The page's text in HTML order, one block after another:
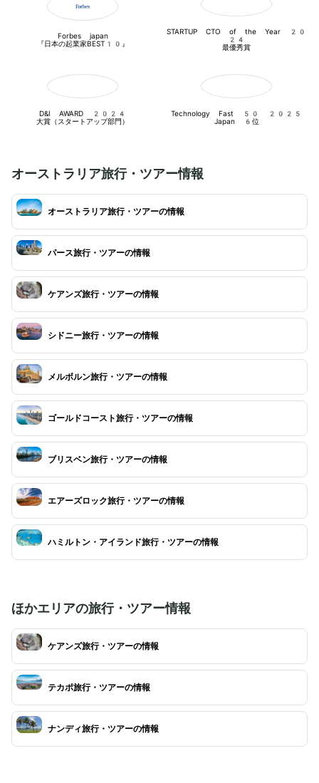
Forbes japan
『日本の起業家BEST10』
STARTUP CTO of the Year 20
24
最優秀賞
D&I AWARD 2024
大賞（スタートアップ部門）
Technology Fast 50 2025
Japan 6位
オーストラリア旅行・ツアー情報
オーストラリア旅行・ツアーの情報
パース旅行・ツアーの情報
ケアンズ旅行・ツアーの情報
シドニー旅行・ツアーの情報
メルボルン旅行・ツアーの情報
ゴールドコースト旅行・ツアーの情報
ブリスベン旅行・ツアーの情報
エアーズロック旅行・ツアーの情報
ハミルトン・アイランド旅行・ツアーの情報
ほかエリアの旅行・ツアー情報
ケアンズ旅行・ツアーの情報
テカポ旅行・ツアーの情報
ナンディ旅行・ツアーの情報